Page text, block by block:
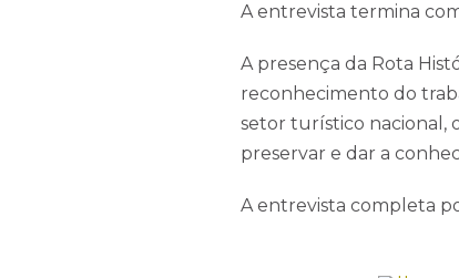
A entrevista termina
A presença da Rota
reconhecimento do
setor turístico nacional,
preservar e dar a
A entrevista completa
(Chamada para rede fixa nacional)
linhasdetorres@rhlt.pt
terça-feira a domingo
10h00-13h00 e 14h00-18h00
Sobral de Monte Agraço